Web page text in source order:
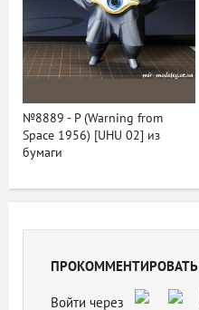
№8889 - P (Warning from
Space 1956) [UHU 02] из
бумаги
ПРОКОММЕНТИРОВАТЬ